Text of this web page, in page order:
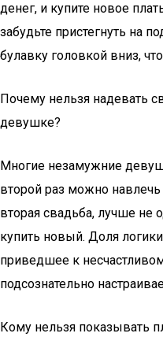
денег, и купите новое
забудьте пристегнуть на
булавку головкой вниз,
Почему нельзя надевать
девушке?
Многие незамужние
второй раз можно навлечь
вторая свадьба, лучше не
купить новый. Доля
приведшее к
подсознательно
Кому нельзя показывать